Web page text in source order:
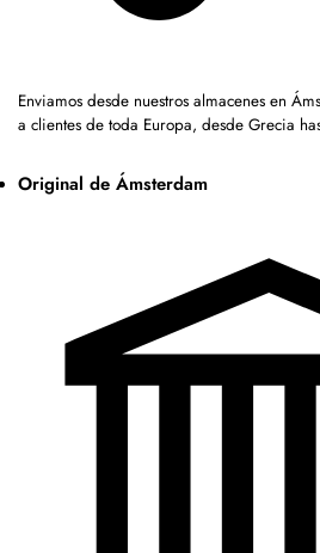
Enviamos desde nuestros almacenes en
a clientes de toda Europa, desde Grecia
Original de Ámsterdam